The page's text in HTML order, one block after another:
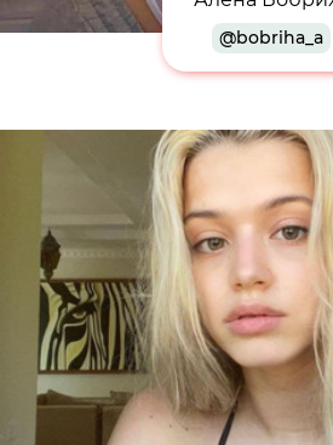
@bobriha_a